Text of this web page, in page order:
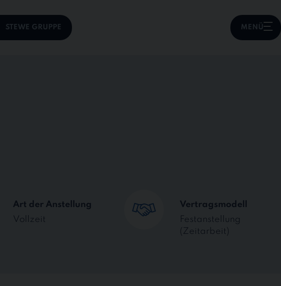
STEWE GRUPPE MENÜ
Art der Anstellung
Vollzeit
Vertragsmodell
Festanstellung
(Zeitarbeit)